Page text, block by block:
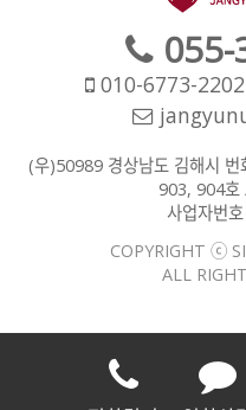
010-6773-
(우)50989 경상남도 김해시
903, 904호
사업자번
COPYRIGHT ⓒ
ALL